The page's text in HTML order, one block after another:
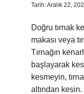
Tarih: Aralık 22,
Doğru tırnak
makası veya
Tırnağın
başlayarak
kesmeyin,
altından kesin.